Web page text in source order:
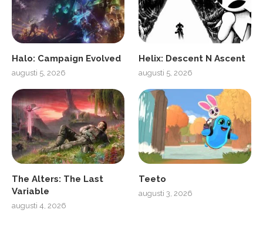
Halo: Campaign Evolved
augusti 5, 2026
Helix: Descent N Ascent
augusti 5, 2026
The Alters: The Last
Variable
augusti 4, 2026
Teeto
augusti 3, 2026